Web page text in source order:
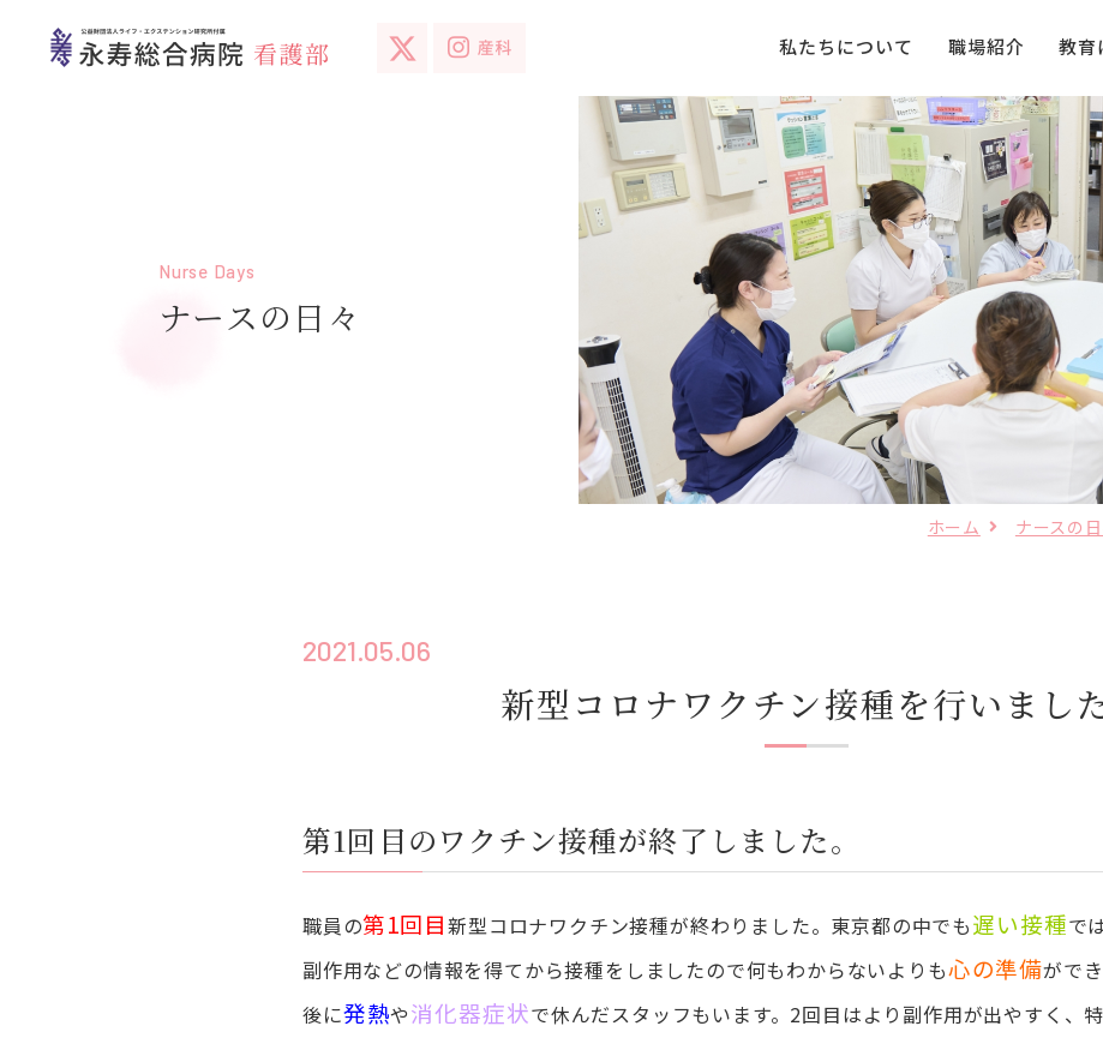
私たちについて 職場紹介 教育
Nurse Days
ナースの日々
ホーム ナースの
2021.05.06
新型コロナワクチン接種を行いまし
第1回目のワクチン接種が終了しました。
職員の第1回目新型コロナワクチン接種が終わりました。東京都の中でも遅い接種で
副作用などの情報を得てから接種をしましたので何もわからないよりも心の準備がで
後に発熱や消化器症状で休んだスタッフもいます。2回目はより副作用が出やすく、